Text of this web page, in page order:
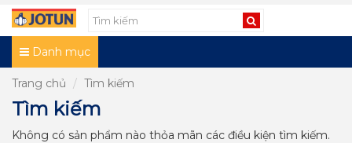
Danh mục
Trang chủ Tìm kiếm
Tìm kiếm
Không có sản phẩm nào thỏa mãn các điều kiện tìm kiếm.